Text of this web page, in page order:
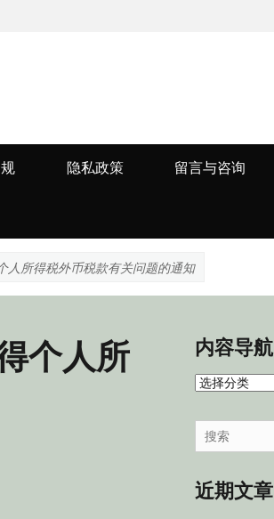
隐私政策 留言与咨询
人所得税外币税款有关问题的通知
个人所
内容导航
内
导
航
Search
for:
近期文章